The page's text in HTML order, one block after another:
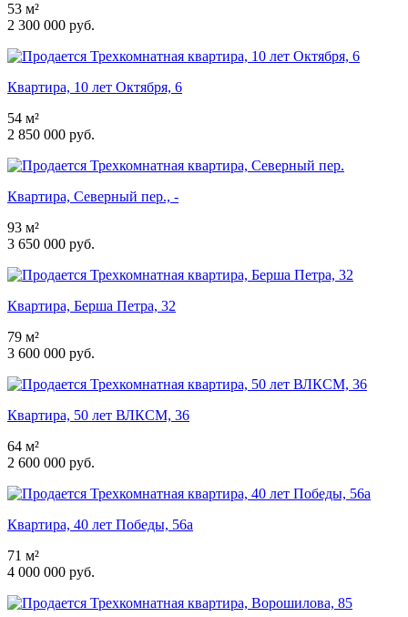
53 м²
2 300 000 руб.
Квартира, 10 лет Октября, 6
54 м²
2 850 000 руб.
Квартира, Северный пер., -
93 м²
3 650 000 руб.
Квартира, Берша Петра, 32
79 м²
3 600 000 руб.
Квартира, 50 лет ВЛКСМ, 36
64 м²
2 600 000 руб.
Квартира, 40 лет Победы, 56а
71 м²
4 000 000 руб.